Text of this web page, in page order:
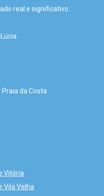
real e significativo.
da Costa
Vitória
Vila Velha